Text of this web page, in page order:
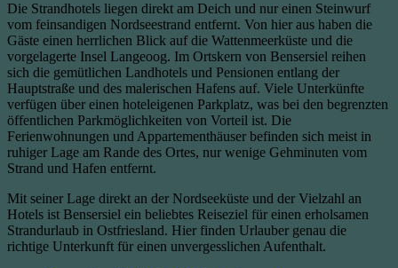
Die Strandhotels liegen direkt am Deich und nur einen Steinwurf
vom feinsandigen Nordseestrand entfernt. Von hier aus haben die
Gäste einen herrlichen Blick auf die Wattenmeerküste und die
vorgelagerte Insel Langeoog. Im Ortskern von Bensersiel reihen
sich die gemütlichen Landhotels und Pensionen entlang der
Hauptstraße und des malerischen Hafens auf. Viele Unterkünfte
verfügen über einen hoteleigenen Parkplatz, was bei den begrenzten
öffentlichen Parkmöglichkeiten von Vorteil ist. Die
Ferienwohnungen und Appartementhäuser befinden sich meist in
ruhiger Lage am Rande des Ortes, nur wenige Gehminuten vom
Strand und Hafen entfernt.
Mit seiner Lage direkt an der Nordseeküste und der Vielzahl an
Hotels ist Bensersiel ein beliebtes Reiseziel für einen erholsamen
Strandurlaub in Ostfriesland. Hier finden Urlauber genau die
richtige Unterkunft für einen unvergesslichen Aufenthalt.